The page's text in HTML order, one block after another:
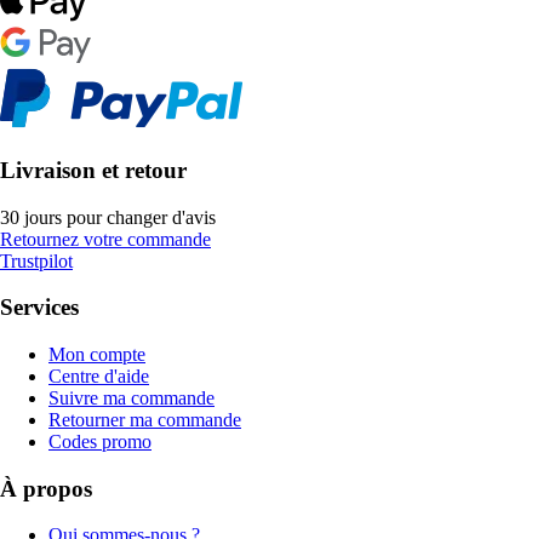
Livraison et retour
30 jours pour changer d'avis
Retournez votre commande
Trustpilot
Services
Mon compte
Centre d'aide
Suivre ma commande
Retourner ma commande
Codes promo
À propos